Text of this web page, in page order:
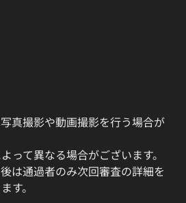
真撮影や動画撮影を行う場合が
って異なる場合がございます。
は通過者のみ次回審査の詳細を
す。